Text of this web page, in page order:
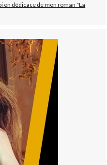
en dédicace de mon roman "La